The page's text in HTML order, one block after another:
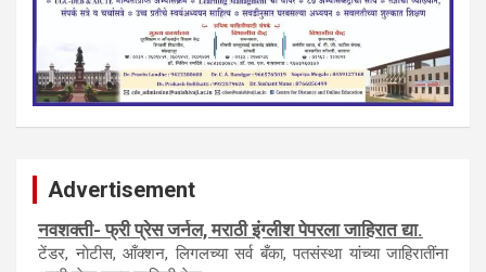
Advertisement
नवशक्ती- फ्री प्रेस जर्नल, मराठी इंग्लीश पेपरला जाहिरात द्या.
टेंडर, नाेटीस, आँक्शन, लिगलच्या सर्व बँका, पतसंस्था यांच्या जाहिरातींना